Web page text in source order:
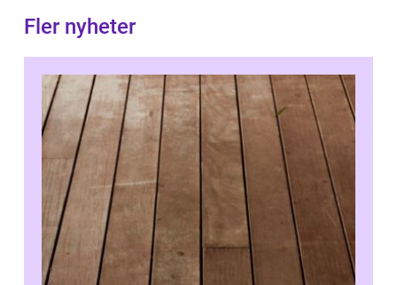
Fler nyheter